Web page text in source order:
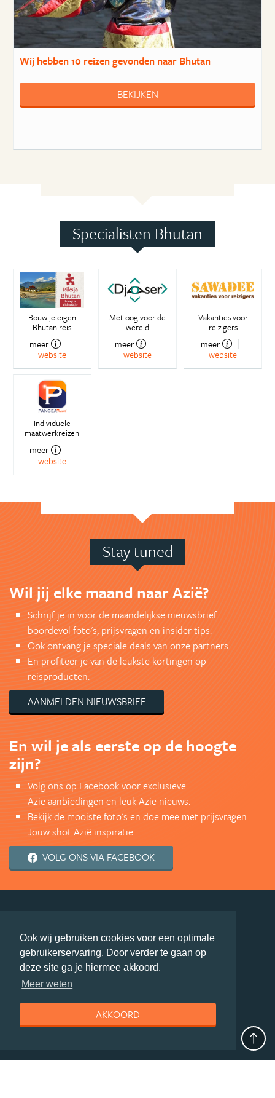
Ook wij gebruiken cookies voor een optimale
gebruikerservaring. Door verder te gaan op
deze site ga je hiermee akkoord.
Meer weten
AKKOORD
Wij hebben10 reizengevonden naar Bhutan
BEKIJKEN
Specialisten Bhutan
Bouw je eigen
Bhutan reis
meer
website
Met oog voor de
wereld
meer
website
Vakanties voor
reizigers
meer
website
Individuele
maatwerkreizen
meer
website
Stay tuned
Wil jij elke maand naar Azië?
Schrijf je in voor de maandelijkse nieuwsbrief
boordevol foto's, prijsvragen en insider tips.
Ook ontvang je speciale deals van onze partners.
En profiteer je van de leukste kortingen op
reisproducten.
AANMELDEN NIEUWSBRIEF
En wil je als eerste op de hoogte
zijn?
Volg ons op Facebook voor exclusieve
Azië aanbiedingen en leuk Azië nieuws.
Bekijk de mooiste foto's en doe mee met prijsvragen.
Jouw shot Azië inspiratie.
VOLG ONS VIA FACEBOOK
© Getaway Travel| all rights reserved
Adverteren Handige Links
Algemene Voorwaarden
Copyright
Privacy statement
Volg Azie.nl
Nieuwsbrief
Facebook